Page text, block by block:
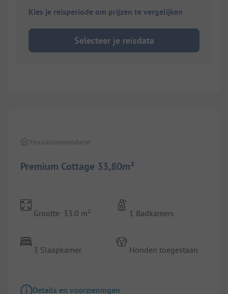
Kies je reisperiode om prijzen te vergelijken
Selecteer je reisdata
Premium Cottage 33,80m²
Huuraccommodatie
Grootte: 33.0 m²
3 Slaapkamer
1 Badkamers
Honden toegestaan
Details en voorzieningen